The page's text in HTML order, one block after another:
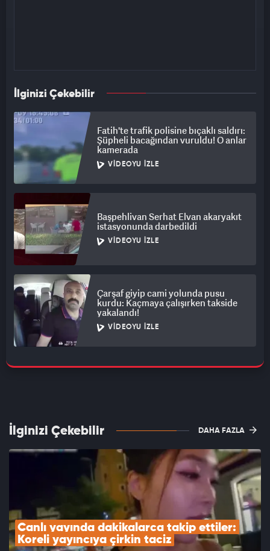
İlginizi Çekebilir
Fatih'te trafik polisine bıçaklı saldırı:
Şüpheli bacağından vuruldu! O anlar
kamerada
VIDEOYU İZLE
Başpehlivan Serhat Elvan akaryakıt
istasyonunda darbedildi
VIDEOYU İZLE
Çarşaf giyip cami yolunda pusu
kurdu: Kaçmaya çalışırken takside
yakalandı!
VIDEOYU İZLE
İlginizi Çekebilir DAHA FAZLA
Canlı yayında dakikalarca takip ettiler:
Koreli yayıncıya çirkin taciz